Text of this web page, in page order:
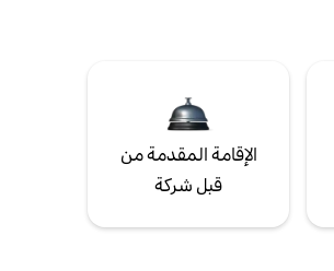
الإقامة المقدمة من
قبل شركة